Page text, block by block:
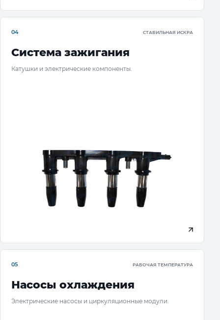
04 СТАБИЛЬНАЯ ИСКРА
Система зажигания
Катушки и электрические компоненты.
05 РАБОЧАЯ ТЕМПЕРАТУРА
Насосы охлаждения
Электрические насосы и циркуляционные модули.